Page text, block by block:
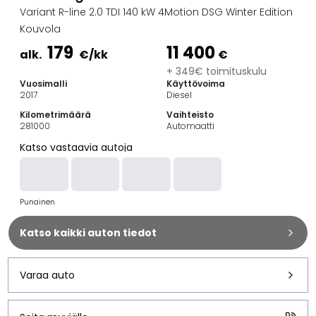
Farmariautot
Kaupunkiautot
Vetoautot
Hyötyajoneuvot
Huutokauppa-autot
Edulliset autot
Automerkit
BMW
Kia
Mercedes-Benz
Polestar
Skoda
Tesla
Toyota
Variant R-line 2.0 TDI 140 kW 4Motion DSG Winter Edition
Kouvola
alk. 179 €/kk 11 400 €
+ 349€ toimituskulu
Vuosimalli
2017
Käyttövoima
Diesel
Kilometrimäärä
281000
Vaihteisto
Automaatti
Katso vastaavia autoja
Punainen
Katso kaikki auton tiedot
Varaa auto